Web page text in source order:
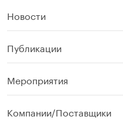
Новости
Публикации
Мероприятия
Компании/Поставщики